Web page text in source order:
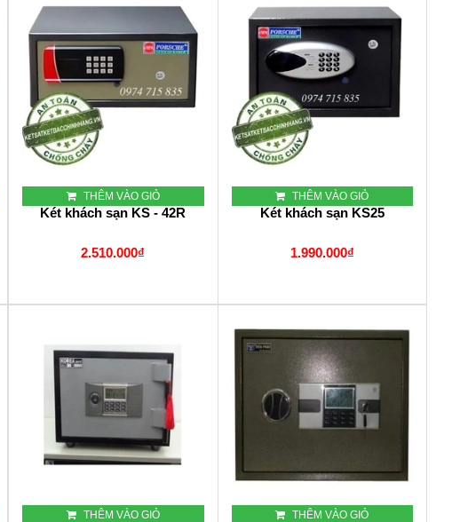
THÊM VÀO GIỎ
Két khách sạn KS - 42R
2.510.000₫
THÊM VÀO GIỎ
Két khách sạn KS25
1.990.000₫
THÊM VÀO GIỎ THÊM VÀO GIỎ